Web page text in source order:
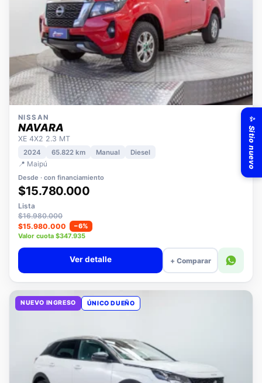
NISSAN
NAVARA
XE 4X2 2.3 MT
2024
📍 Maipú
Desde · con financiamiento
$15.780.000
Lista
$16.980.000
$15.980.000
−6%
Valor cuota $347.935
+ Comparar
NUEVO INGRESO
✨ Sitio nuevo